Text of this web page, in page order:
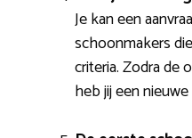
Je kan een
schoonmakers
criteria. Zodra de
heb jij een